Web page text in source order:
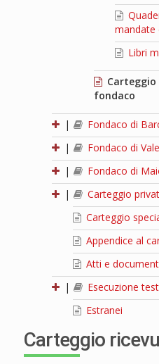
mandate
Libri
fondaco
|
Fondaco di
|
Fondaco di
|
Fondaco di
|
Carteggio
Carteggio
Appendice al
Atti e
|
Esecuzione
Estranei
Carteggio